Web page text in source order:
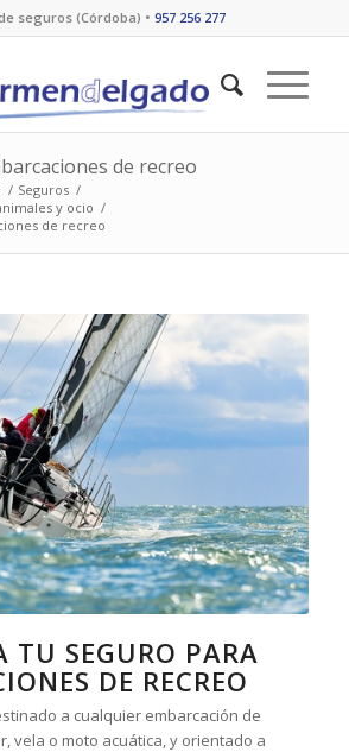
seguros (Córdoba) • 957 256 277
de recreo
/ Seguros /
y ocio /
de recreo
TU SEGURO PARA
DE RECREO
a cualquier embarcación de
vela o moto acuática, y orientado a